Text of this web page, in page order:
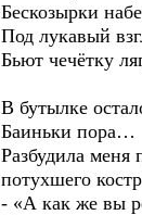
Бескозырки
Под лукавый
Бьют чечётку
В бутылке
Баиньки пора…
Разбудила меня
потухшего
- «А как же вы